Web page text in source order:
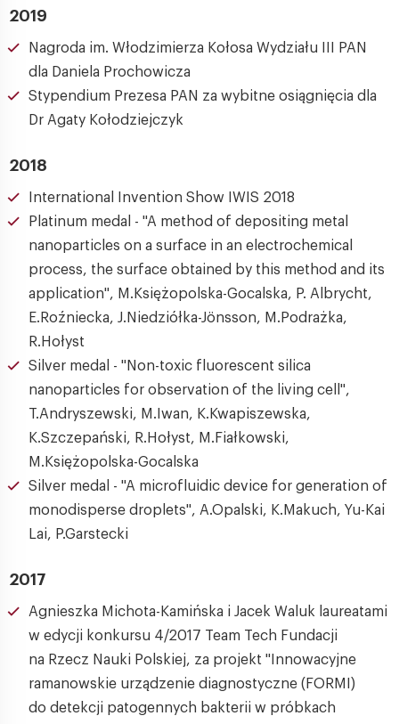
2019
Nagroda im. Włodzimierza Kołosa Wydziału III PAN
dla Daniela Prochowicza
Stypendium Prezesa PAN za wybitne osiągnięcia dla
Dr Agaty Kołodziejczyk
2018
International Invention Show IWIS 2018
Platinum medal - "A method of depositing metal
nanoparticles on a surface in an electrochemical
process, the surface obtained by this method and its
application", M.Księżopolska-Gocalska, P. Albrycht,
E.Roźniecka, J.Niedziółka-Jönsson, M.Podrażka,
R.Hołyst
Silver medal - "Non-toxic fluorescent silica
nanoparticles for observation of the living cell",
T.Andryszewski, M.Iwan, K.Kwapiszewska,
K.Szczepański, R.Hołyst, M.Fiałkowski,
M.Księżopolska-Gocalska
Silver medal - "A microfluidic device for generation of
monodisperse droplets", A.Opalski, K.Makuch, Yu-Kai
Lai, P.Garstecki
2017
Agnieszka Michota-Kamińska i Jacek Waluk laureatami
w edycji konkursu 4/2017 Team Tech Fundacji
na Rzecz Nauki Polskiej, za projekt "Innowacyjne
ramanowskie urządzenie diagnostyczne (FORMI)
do detekcji patogennych bakterii w próbkach